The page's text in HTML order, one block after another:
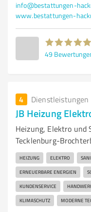
info@bestattungen-
www.bestattungen-
49
4 Dienstleistungen
JB Heizung
Heizung, Elektro und
Tecklenburg-
HEIZUNG ELEKTRO
ERNEUERBARE ENERGIEN
KUNDENSERVICE
KLIMASCHUTZ MODERNE